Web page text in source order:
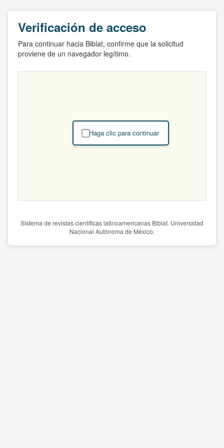
Verificación de acceso
Para continuar hacia Biblat, confirme que la solicitud
proviene de un navegador legítimo.
Haga clic para continuar
Sistema de revistas científicas latinoamericanas Biblat. Universidad
Nacional Autónoma de México.